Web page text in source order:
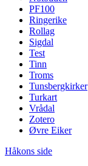
PF100
Ringerike
Rollag
Sigdal
Test
Tinn
Troms
Tunsbergkirker
Turkart
Vrådal
Zotero
Øvre Eiker
Håkons side